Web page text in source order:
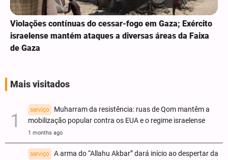
Violações contínuas do cessar-fogo em Gaza; Exército
israelense mantém ataques a diversas áreas da Faixa
de Gaza
Mais visitados
serviço
Muharram da resistência: ruas de Qom mantêm a
mobilização popular contra os EUA e o regime israelense
1 months ago
serviço
A arma do “Allahu Akbar” dará início ao despertar da